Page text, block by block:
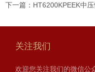
下一篇： HT6200KPEEK中
关注我们
欢迎您关注我们的微信公